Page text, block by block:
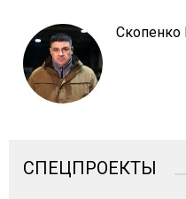
Скопенко
СПЕЦПРОЕКТЫ